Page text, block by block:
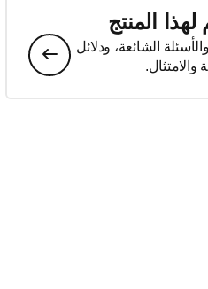
المنتج
الشائعة، ودلائل